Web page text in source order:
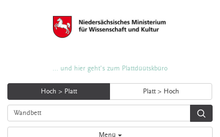
... und hier geht's zum Plattdüütskbüro
Hoch > Platt Platt > Hoch
Menü